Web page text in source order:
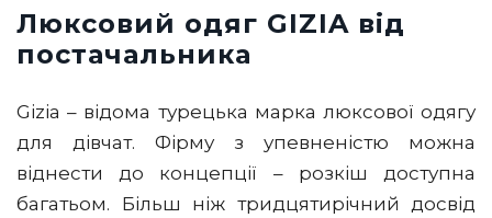
Люксовий одяг GIZIA від
постачальника
Gizia – відома турецька марка люксової одягу
для дівчат. Фірму з упевненістю можна
віднести до концепції – розкіш доступна
багатьом. Більш ніж тридцятирічний досвід